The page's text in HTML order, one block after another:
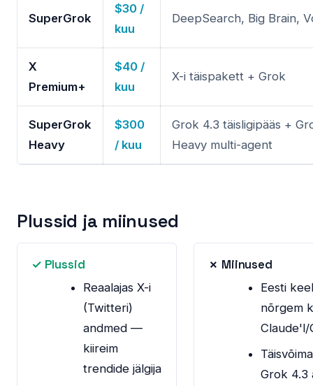
SuperGrok
$30 /
kuu
DeepSearch, Big Brain,
X
Premium+
$40 /
kuu
X-i täispakett + Grok
SuperGrok
Heavy
$300
/ kuu
Grok 4.3 täisligipääs +
Heavy multi-agent
Plussid ja miinused
✓ Plussid
Reaalajas X-i
(Twitteri)
andmed —
kiireim
trendide jälgija
✗ Miinused
Eesti
nõrgem
Claude'l/
Grok 4.3